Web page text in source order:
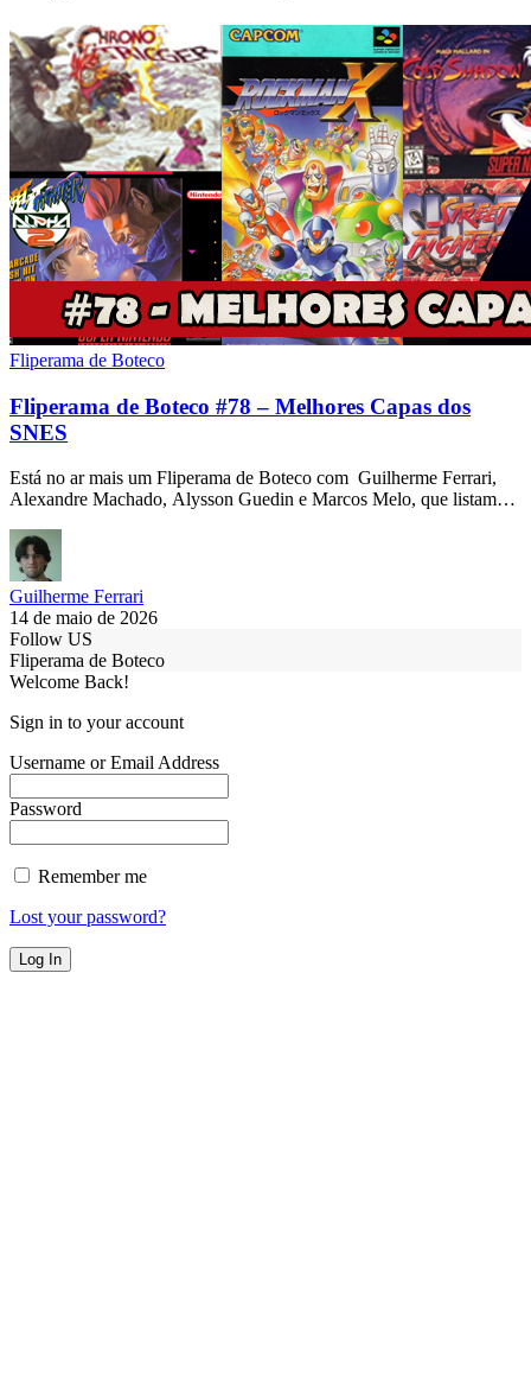
Fliperama de Boteco
Fliperama de Boteco #78 – Melhores Capas dos
SNES
Está no ar mais um Fliperama de Boteco com Guilherme Ferrari,
Alexandre Machado, Alysson Guedin e Marcos Melo, que listam…
Guilherme Ferrari
14 de maio de 2026
Follow US
Fliperama de Boteco
Welcome Back!
Sign in to your account
Username or Email Address
Password
Remember me
Lost your password?